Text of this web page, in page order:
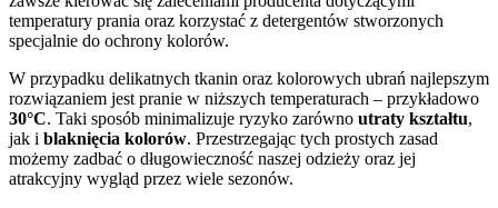
temperatury prania oraz korzystać z detergentów stworzonych
specjalnie do ochrony kolorów.
W przypadku delikatnych tkanin oraz kolorowych ubrań najlepszym
rozwiązaniem jest pranie w niższych temperaturach – przykładowo
30°C. Taki sposób minimalizuje ryzyko zarówno utraty kształtu,
jak i blaknięcia kolorów. Przestrzegając tych prostych zasad
możemy zadbać o długowieczność naszej odzieży oraz jej
atrakcyjny wygląd przez wiele sezonów.